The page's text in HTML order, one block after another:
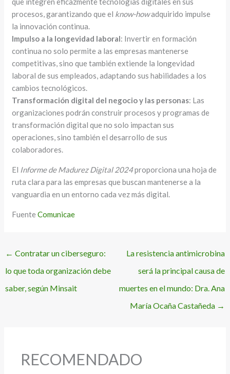
procesos, garantizando que el know-howadquirido impulse
la innovación continua.
Impulso a la longevidad laboral: Invertir en formación
continua no solo permite a las empresas mantenerse
competitivas, sino que también extiende la longevidad
laboral de sus empleados, adaptando sus habilidades a los
cambios tecnológicos.
Transformación digital del negocio y las personas: Las
organizaciones podrán construir procesos y programas de
transformación digital que no solo impactan sus
operaciones, sino también el desarrollo de sus
colaboradores.
El Informe de Madurez Digital 2024proporciona una hoja de
ruta clara para las empresas que buscan mantenerse a la
vanguardia en un entorno cada vez más digital.
FuenteComunicae
← Contratar un ciberseguro:
lo que toda organización debe
saber, según Minsait
La resistencia antimicrobina
será la principal causa de
muertes en el mundo: Dra. Ana
María Ocaña Castañeda →
RECOMENDADO